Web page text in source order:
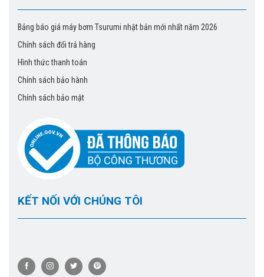
Bảng báo giá máy bơm Tsurumi nhật bản mới nhất năm 2026
Chính sách đổi trả hàng
Hình thức thanh toán
Chính sách bảo hành
Chính sách bảo mật
KẾT NỐI VỚI CHÚNG TÔI